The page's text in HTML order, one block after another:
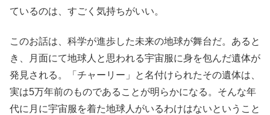
ているのは、すごく気持ちがいい。
このお話は、科学が進歩した未来の地球が舞台だ。あると
き、月面にて地球人と思われる宇宙服に身を包んだ遺体が
発見される。「チャーリー」と名付けられたその遺体は、
実は5万年前のものであることが明らかになる。そんな年
代に月に宇宙服を着た地球人がいるわけはないということ